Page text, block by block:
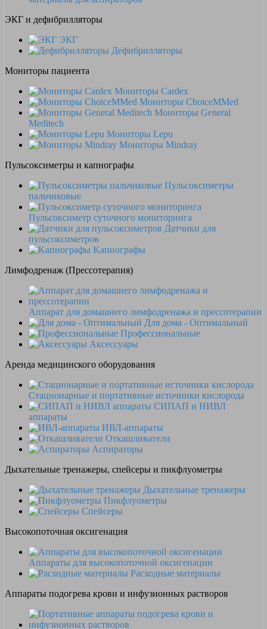
ЭКГ и дефибрилляторы
ЭКГ
Дефибрилляторы
Мониторы пациента
Мониторы Cardex
Мониторы ChoiceMMed
Мониторы General
Meditech
Мониторы Lepu
Мониторы Mindray
Пульсоксиметры и капнографы
Пульсоксиметры
пальчиковые
Пульсоксиметр суточного мониторинга
Датчики для
пульсоксиметров
Kапнографы
Лимфодренаж (Прессотерапия)
Аппарат для домашнего лимфодренажа и прессотерапии
Для дома - Оптимальный
Профессиональные
Аксессуары
Аренда медицинского оборудования
Стационарные и портативные источники кислорода
СИПАП и НИВЛ
аппараты
ИВЛ-аппараты
Откашливатели
Аспираторы
Дыхательные тренажеры, спейсеры и пикфлуометры
Дыхательные тренажеры
Пикфлуометры
Спейсеры
Высокопоточная оксигенация
Аппараты для высокопоточной оксигенации
Расходные материалы
Аппараты подогрева крови и инфузионных растворов